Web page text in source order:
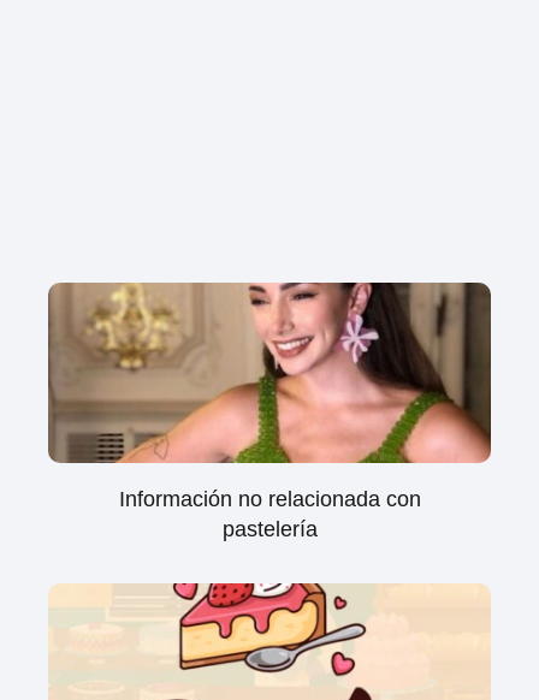
Información no relacionada con
pastelería